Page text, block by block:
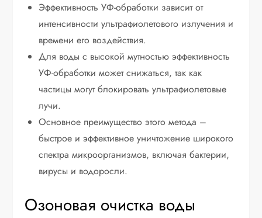
Эффективность УФ-обработки зависит от
интенсивности ультрафиолетового излучения и
времени его воздействия.
Для воды с высокой мутностью эффективность
УФ-обработки может снижаться, так как
частицы могут блокировать ультрафиолетовые
лучи.
Основное преимущество этого метода –
быстрое и эффективное уничтожение широкого
спектра микроорганизмов, включая бактерии,
вирусы и водоросли.
Озоновая очистка воды